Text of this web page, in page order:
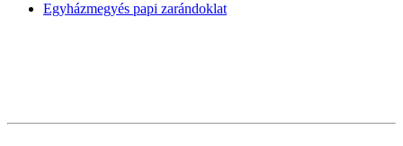
Egyházmegyés papi zarándoklat